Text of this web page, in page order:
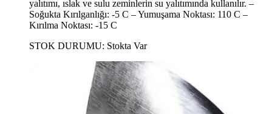
yalıtımı, ıslak ve sulu zeminlerin su yalıtımında kullanılır. –
Soğukta Kırılganlığı: -5 C – Yumuşama Noktası: 110 C –
Kırılma Noktası: -15 C
STOK DURUMU: Stokta Var